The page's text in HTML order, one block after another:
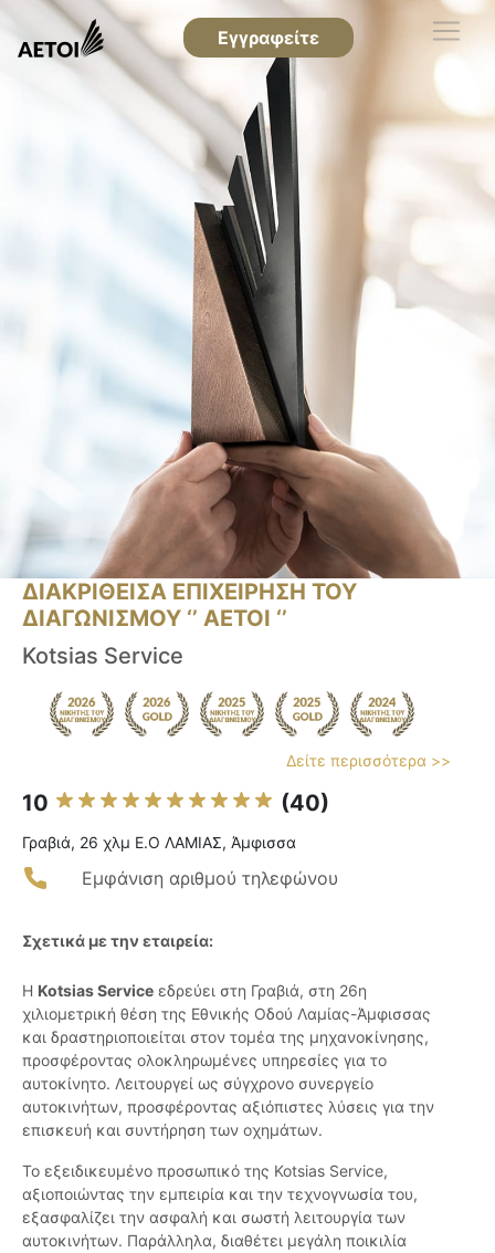
Εγγραφείτε
ΔΙΑΚΡΙΘΕΙΣΑ ΕΠΙΧΕΙΡΗΣΗ ΤΟΥ
ΔΙΑΓΩΝΙΣΜΟΥ ‘’ ΑΕΤΟΙ ‘’
Kotsias Service
Δείτε περισσότερα >>
10 (40)
Γραβιά, 26 χλμ Ε.Ο ΛΑΜΙΑΣ, Άμφισσα
Εμφάνιση αριθμού τηλεφώνου
Σχετικά με την εταιρεία:
Η Kotsias Service εδρεύει στη Γραβιά, στη 26η
χιλιομετρική θέση της Εθνικής Οδού Λαμίας-Άμφισσας
και δραστηριοποιείται στον τομέα της μηχανοκίνησης,
προσφέροντας ολοκληρωμένες υπηρεσίες για το
αυτοκίνητο. Λειτουργεί ως σύγχρονο συνεργείο
αυτοκινήτων, προσφέροντας αξιόπιστες λύσεις για την
επισκευή και συντήρηση των οχημάτων.
Το εξειδικευμένο προσωπικό της Kotsias Service,
αξιοποιώντας την εμπειρία και την τεχνογνωσία του,
εξασφαλίζει την ασφαλή και σωστή λειτουργία των
αυτοκινήτων. Παράλληλα, διαθέτει μεγάλη ποικιλία